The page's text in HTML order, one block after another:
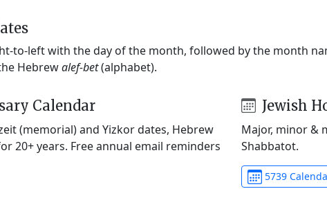
to-left with the day of the month, followed by the month
Hebrewalef-bet(alphabet).
Calendar
(memorial) and Yizkor dates, Hebrew
20+ years. Free annual email reminders
Jewish
Major, minor &
Shabbatot.
5739